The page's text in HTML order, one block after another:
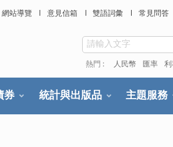
網站導覽 意見信箱 雙語詞彙 常見問答
熱門 : 人民幣 匯率 利
券 統計與出版品 主題服務